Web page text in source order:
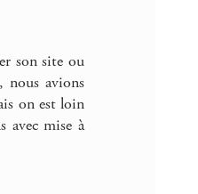
son site ou
nous avions
on est loin
avec mise à